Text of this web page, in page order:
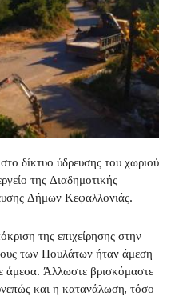
δίκτυο ύδρευσης του χωριού
της Διαδημοτικής
Δήμων Κεφαλλονιάς.
της επιχείρησης στην
των Πουλάτων ήταν άμεση
άμεσα. Άλλωστε βρισκόμαστε
και η κατανάλωση, τόσο